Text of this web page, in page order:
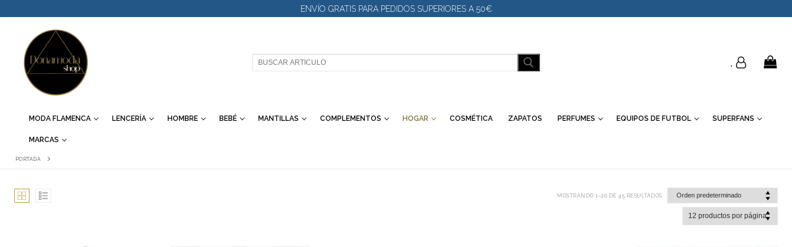
AL
ENVÍO GRATIS PARA PEDIDOS SUPERIORES A 50€
BUSCAR: .
MODA FLAMENCA LENCERÍA HOMBRE BEBÉ MANTILLAS COMPLEMENTOS HOGAR COSMÉTICA ZAPATOS PERFUMES EQUIPOS DE FUTBOL SUPERFANS
MARCAS
PORTADA
MOSTRANDO 1–20 DE 45 RESULTADOS